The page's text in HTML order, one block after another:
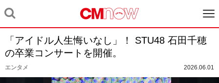
「アイドル人生悔いなし」！ STU48 石田千穂
の卒業コンサートを開催。
エンタメ 2026.06.01